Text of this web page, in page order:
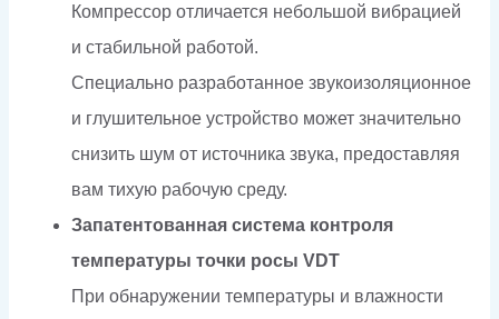
Компрессор отличается небольшой вибрацией
и стабильной работой.
Специально разработанное звукоизоляционное
и глушительное устройство может значительно
снизить шум от источника звука, предоставляя
вам тихую рабочую среду.
Запатентованная система контроля
температуры точки росы VDT
При обнаружении температуры и влажности